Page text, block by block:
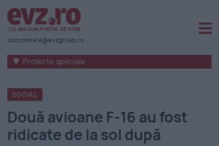
Știri
naționale
internaționale
România
-
Evenimentul
coordonare@evzgroup.ro
▼ Proiecte speciale
SOCIAL
Două avioane F-16 au fost
ridicate de la sol după